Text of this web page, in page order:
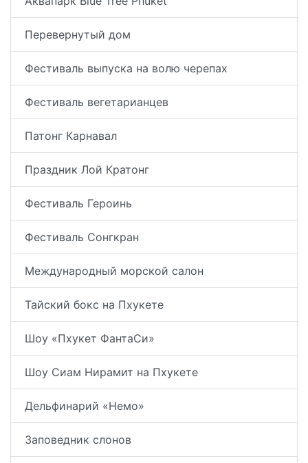
Перевернутый дом
Фестиваль выпуска на волю черепах
Фестиваль вегетарианцев
Патонг Карнавал
Праздник Лой Кратонг
Фестиваль Героинь
Фестиваль Сонгкран
Международный морской салон
Тайский бокс на Пхукете
Шоу «Пхукет ФантаСи»
Шоу Сиам Нирамит на Пхукете
Дельфинарий «Немо»
Заповедник слонов